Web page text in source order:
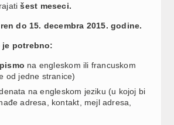
šest meseci.
do 15. decembra 2015. godine.
potrebno:
na engleskom ili francuskom
od jedne stranice)
na engleskom jeziku (u kojoj bi
adresa, kontakt, mejl adresa,